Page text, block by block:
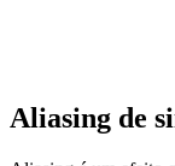
Aliasing de